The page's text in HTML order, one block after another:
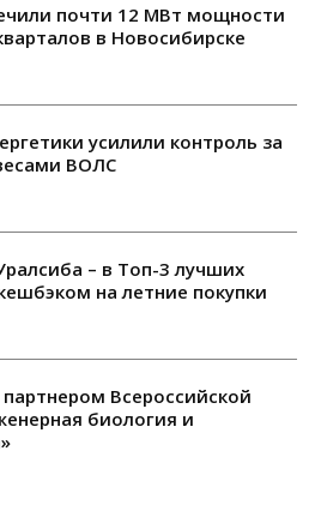
почти 12 МВт мощности
в Новосибирске
усилили контроль за
ВОЛС
– в Топ-3 лучших
на летние покупки
Всероссийской
биология и